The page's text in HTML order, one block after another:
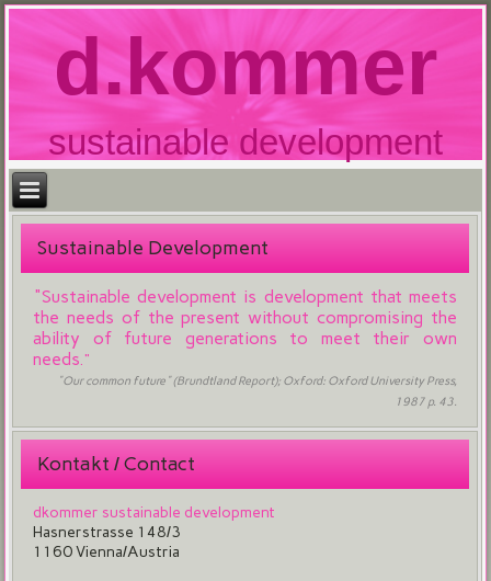
d.kommer
sustainable development
Sustainable Development
"Sustainable development is development that meets
the needs of the present without compromising the
ability of future generations to meet their own
needs."
"Our common future" (Brundtland Report); Oxford: Oxford University Press,
1987 p. 43.
Kontakt / Contact
dkommer sustainable development
Hasnerstrasse 148/3
1160 Vienna/Austria